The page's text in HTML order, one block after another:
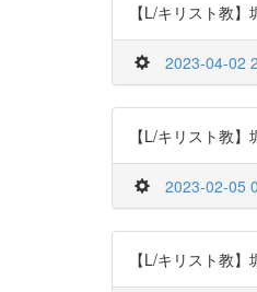
【L/キリスト教
2023-04-02
【L/キリスト教
2023-02-05
【L/キリスト教